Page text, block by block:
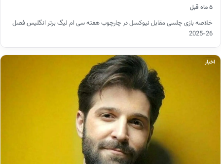
۵ ماه قبل
خلاصه بازی چلسی مقابل نیوکسل در چارچوب هفته سی ام لیگ برتر انگلیس فصل
26-2025
اخبار